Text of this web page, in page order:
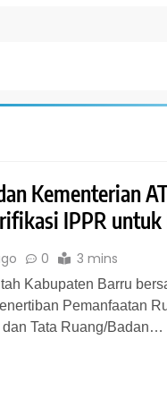
Kementerian
IPPR
0 3 mins
Kabupaten Barru
Pemanfaatan
dan Tata Ruang/Badan…